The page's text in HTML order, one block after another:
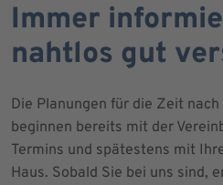
Immer
nahtlos gut
Die Planungen für die Zeit
beginnen bereits mit der
Termins und spätestens mit
Haus. Sobald Sie bei uns sind,